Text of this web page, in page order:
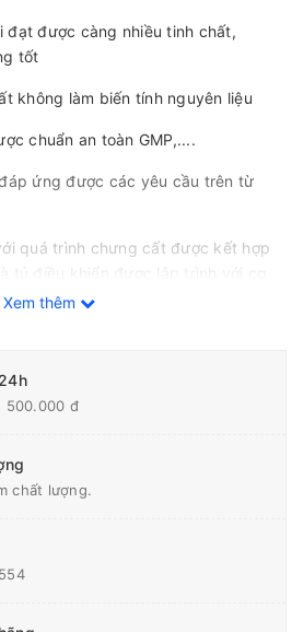
đạt được càng nhiều tinh chất,
tốt
không làm biến tính nguyên liệu
chuẩn an toàn GMP,....
ứng được các yêu cầu trên từ
quá trình chưng cất được kết hợp
tủ điều khiển được lập trình với cơ
liệu được co giản liên tục, từ
chất mà không làm biến tính
CHÂN
GỒM:
cần chưng cất
Xem thêm
500.000 đ
chất lượng.